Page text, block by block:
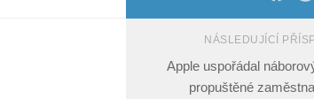
NÁSLEDUJÍCÍ
Apple uspořádal
propuštěné